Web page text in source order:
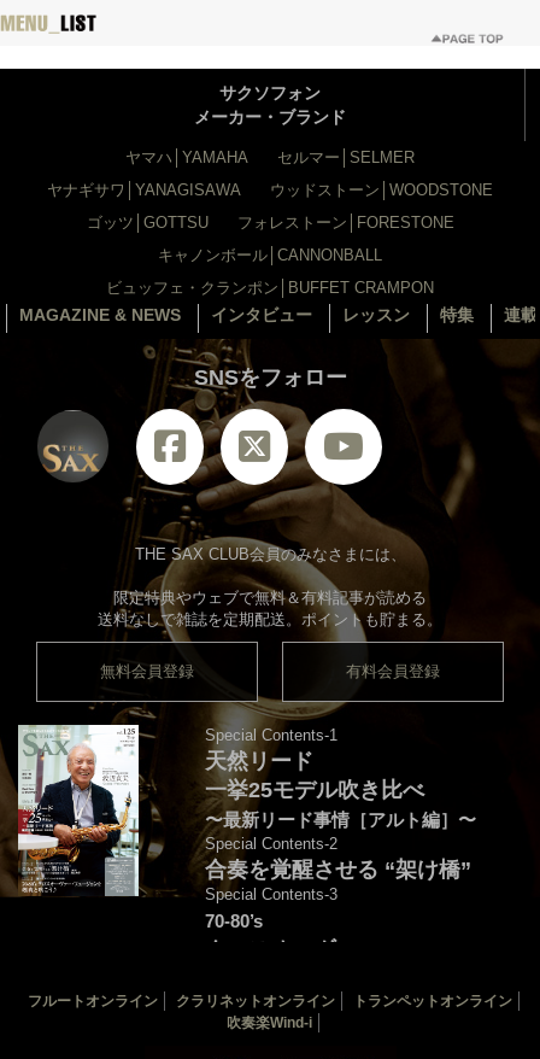
サクソフォン
メーカー・ブランド
ヤマハ│YAMAHA
セルマー│SELMER
ヤナギサワ│YANAGISAWA
ウッドストーン│WOODSTONE
ゴッツ│GOTTSU
フォレストーン│FORESTONE
キャノンボール│CANNONBALL
ビュッフェ・クランポン│BUFFET CRAMPON
MAGAZINE & NEWS インタビュー レッスン 特集 連
SNSをフォロー
THE SAX CLUB会員のみなさまには、
限定特典やウェブで無料＆有料記事が読める
送料なしで雑誌を定期配送。ポイントも貯まる。
無料会員登録 有料会員登録
Special Contents-1
天然リード
一挙25モデル吹き比べ
〜最新リード事情［アルト編］〜
Special Contents-2
合奏を覚醒させる “架け橋”
Special Contents-3
70-80’s
クロスオーヴァー・
音源連動：演奏＆解説by後藤天太
カバー：渡辺貞夫
フルートオンライン クラリネットオンライン
トランペットオンライン
吹奏楽Wind-i